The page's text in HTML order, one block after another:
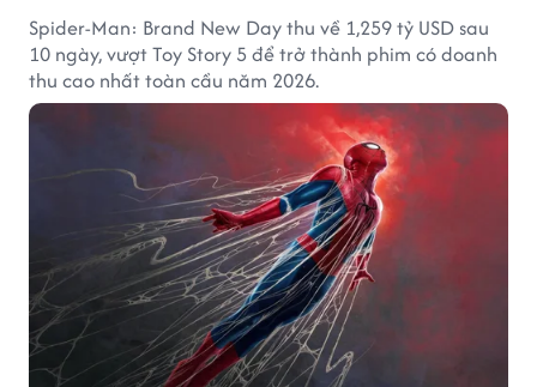
Spider-Man: Brand New Day thu về 1,259 tỷ USD sau
10 ngày, vượt Toy Story 5 để trở thành phim có doanh
thu cao nhất toàn cầu năm 2026.